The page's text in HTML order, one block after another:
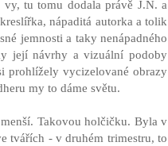
tu tomu dodala právě J.N. a
nápaditá autorka a tolik
jemnosti a taky nenápadného
její návrhy a vizuální podoby
prohlížely vycizelované obrazy
my to dáme světu.
Takovou holčičku. Byla v
tvářích - v druhém trimestru, to